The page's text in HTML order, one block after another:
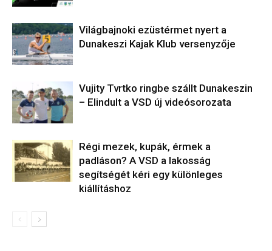
Világbajnoki ezüstérmet nyert a
Dunakeszi Kajak Klub versenyzője
Vujity Tvrtko ringbe szállt Dunakeszin
– Elindult a VSD új videósorozata
Régi mezek, kupák, érmek a
padláson? A VSD a lakosság
segítségét kéri egy különleges
kiállításhoz